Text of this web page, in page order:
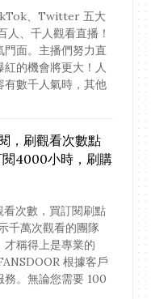
、Twitter 五大
人、千人觀看直播！
面。主播們努力直
的機會將更大！人
有數千人氣時，其他
，刷觀看次數點
4000小時，刷購
次數，買訂閱刷點
千萬次觀看的團隊
才稱得上是專業的
根據客戶
務。無論您需要 100